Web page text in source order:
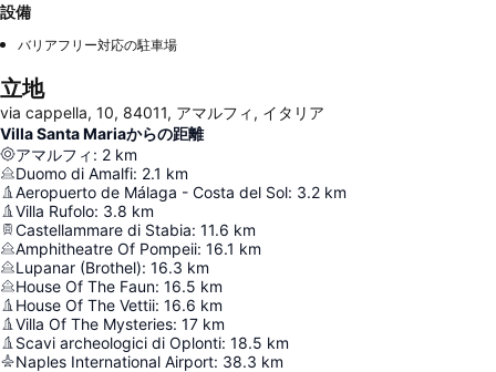
設備
バリアフリー対応の駐車場
立地
via cappella, 10, 84011, アマルフィ, イタリア
Villa Santa Mariaからの距離
アマルフィ : 2 km
Duomo di Amalfi: 2.1 km
Aeropuerto de Málaga - Costa del Sol: 3.2 km
Villa Rufolo: 3.8 km
Castellammare di Stabia: 11.6 km
Amphitheatre Of Pompeii: 16.1 km
Lupanar (Brothel): 16.3 km
House Of The Faun: 16.5 km
House Of The Vettii: 16.6 km
Villa Of The Mysteries: 17 km
Scavi archeologici di Oplonti: 18.5 km
Naples International Airport: 38.3 km